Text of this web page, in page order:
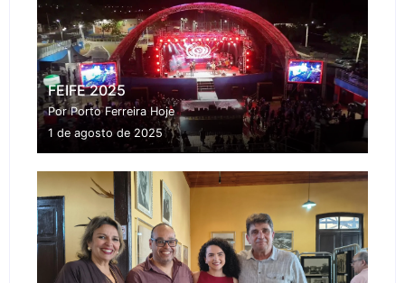
FEIFE 2025
Por Porto Ferreira Hoje
1 de agosto de 2025